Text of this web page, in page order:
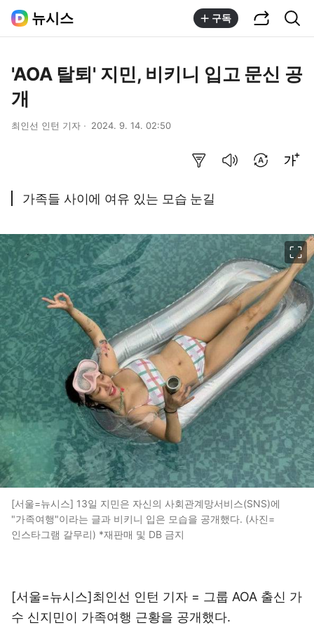
뉴시스 구독
'AOA 탈퇴' 지민, 비키니 입고 문신 공
개
최인선 인턴 기자 2024. 9. 14. 02:50
가족들 사이에 여유 있는 모습 눈길
[서울=뉴시스] 13일 지민은 자신의 사회관계망서비스(SNS)에
"가족여행"이라는 글과 비키니 입은 모습을 공개했다. (사진=
인스타그램 갈무리) *재판매 및 DB 금지
[서울=뉴시스]최인선 인턴 기자 = 그룹 AOA 출신 가
수 신지민이 가족여행 근황을 공개했다.